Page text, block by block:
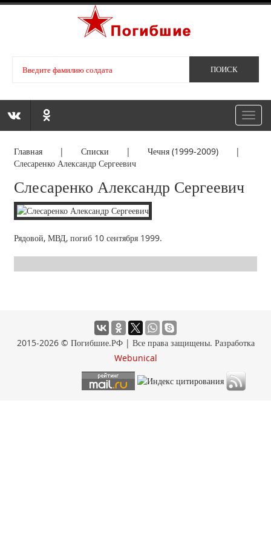
Главная |Списки | Чечня (1999-2009)|
Слесаренко Александр Сергеевич
Слесаренко Александр Сергеевич
Рядовой, МВД, погиб 10 сентября 1999.
2015-2026 © Погибшие.РФ | Все права защищены. Разработка
Webunical